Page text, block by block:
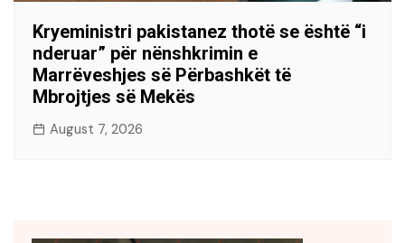
Kryeministri pakistanez thotë se është “i
nderuar” për nënshkrimin e
Marrëveshjes së Përbashkët të
Mbrojtjes së Mekës
August 7, 2026